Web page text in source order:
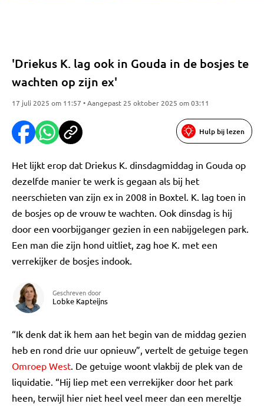
'Driekus K. lag ook in Gouda in de bosjes te
wachten op zijn ex'
17 juli 2025 om 11:57 • Aangepast 25 oktober 2025 om 03:11
Hulp bij lezen
Het lijkt erop dat Driekus K. dinsdagmiddag in Gouda op
dezelfde manier te werk is gegaan als bij het
neerschieten van zijn ex in 2008 in Boxtel. K. lag toen in
de bosjes op de vrouw te wachten. Ook dinsdag is hij
door een voorbijganger gezien in een nabijgelegen park.
Een man die zijn hond uitliet, zag hoe K. met een
verrekijker de bosjes indook.
Geschreven door
Lobke Kapteijns
“Ik denk dat ik hem aan het begin van de middag gezien
heb en rond drie uur opnieuw”, vertelt de getuige tegen
Omroep West. De getuige woont vlakbij de plek van de
liquidatie. “Hij liep met een verrekijker door het park
heen, terwijl hier niet heel veel meer dan een mereltje